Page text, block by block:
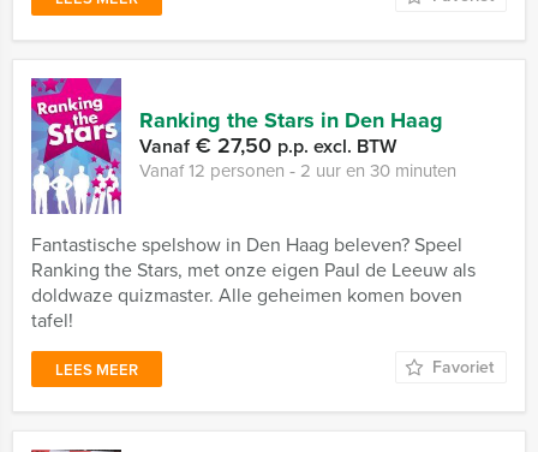
Ranking the Stars in Den Haag
Vanaf€ 27,50 p.p. excl. BTW
Vanaf 12 personen ‐ 2 uur en 30 minuten
Fantastische spelshow in Den Haag beleven? Speel
Ranking the Stars, met onze eigen Paul de Leeuw als
doldwaze quizmaster. Alle geheimen komen boven
tafel!
LEES MEER Favoriet